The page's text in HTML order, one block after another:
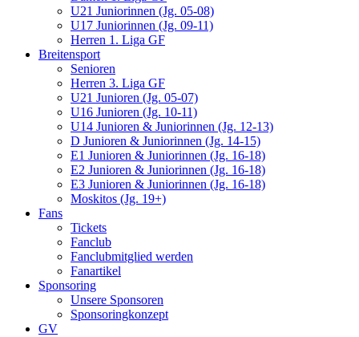
U21 Juniorinnen (Jg. 05-08)
U17 Juniorinnen (Jg. 09-11)
Herren 1. Liga GF
Breitensport
Senioren
Herren 3. Liga GF
U21 Junioren (Jg. 05-07)
U16 Junioren (Jg. 10-11)
U14 Junioren & Juniorinnen (Jg. 12-13)
D Junioren & Juniorinnen (Jg. 14-15)
E1 Junioren & Juniorinnen (Jg. 16-18)
E2 Junioren & Juniorinnen (Jg. 16-18)
E3 Junioren & Juniorinnen (Jg. 16-18)
Moskitos (Jg. 19+)
Fans
Tickets
Fanclub
Fanclubmitglied werden
Fanartikel
Sponsoring
Unsere Sponsoren
Sponsoringkonzept
GV